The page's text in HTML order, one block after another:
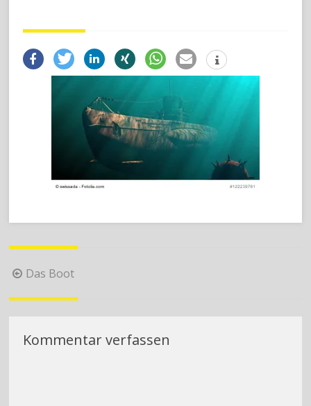
Beitragsnavigation
Das Boot
Kommentar verfassen